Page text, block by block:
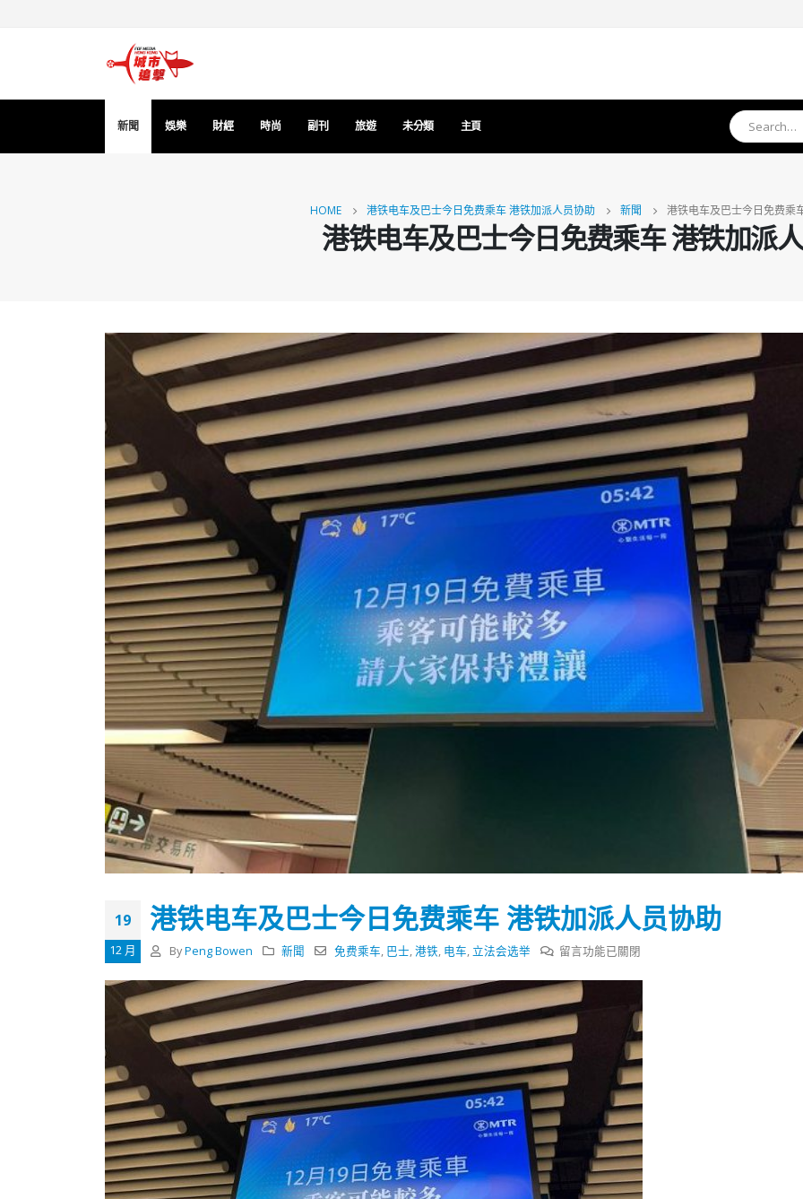
新聞 娛樂 財經 時尚 副刊 旅遊 未分類 主頁
HOME 港铁电车及巴士今日免费乘车 港铁加派人员协助 新聞 港铁电车及巴士今日免费乘
港铁电车及巴士今日免费乘车 港铁加派
19
12 月
港铁电车及巴士今日免费乘车 港铁加派人员协助
By Peng Bowen 新聞 免费乘车, 巴士,港铁, 电车, 立法会选举
在
铁
电
车
及
巴
士
今
留言功能已關閉
香港全港各区工商联永远名誉
会长吴锡有出席2023首届中国
(深圳)乡村振兴产业博览会开幕
式
2023-12-18
向均羚：打破美西方政治破壞 積極投入
選舉日踴躍投票
2023-11-30
選舉日踴躍投票 文: 朱家健
2023-11-30
2023-01-31
香港全港各区工商联永
会长吴锡有出席2023
(深圳)乡村振兴产业博览
向均羚：打破美西方政治破壞 積
選舉日踴躍投票
2023-11-30